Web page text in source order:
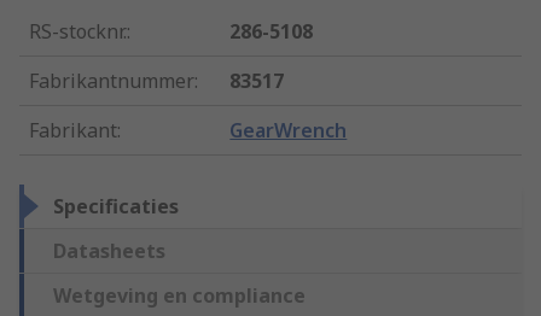
RS-stocknr.:
286-5108
Fabrikantnummer:
83517
Fabrikant: GearWrench
Specificaties
Datasheets
Wetgeving en compliance